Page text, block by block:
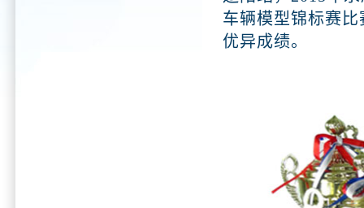
车辆模型锦标赛
优异成绩。